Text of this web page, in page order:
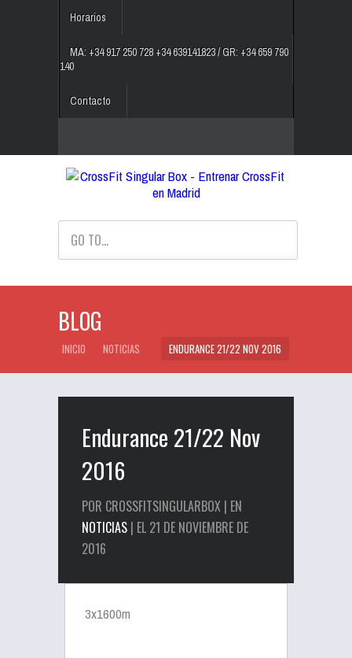
Horarios
MA: +34 917 250 728 +34 639141823 / GR: +34 659 790
140
Contacto
GO TO...
BLOG
INICIO NOTICIAS ENDURANCE 21/22 NOV 2016
Endurance 21/22 Nov
2016
POR CROSSFITSINGULARBOX | EN
NOTICIAS | EL 21 DE NOVIEMBRE DE
2016
3x1600m